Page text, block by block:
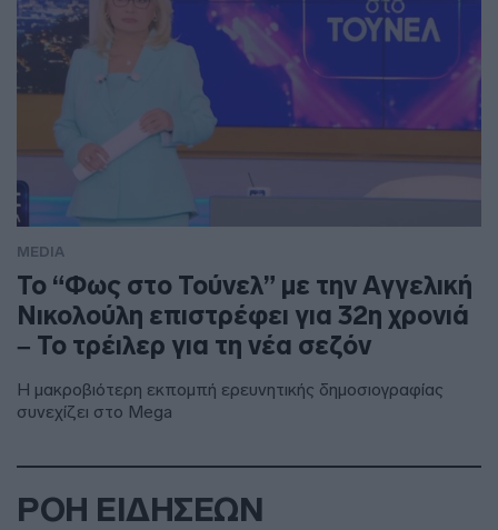
MEDIA
Το “Φως στο Τούνελ” με την Αγγελική
Νικολούλη επιστρέφει για 32η χρονιά
– Το τρέιλερ για τη νέα σεζόν
Η μακροβιότερη εκπομπή ερευνητικής δημοσιογραφίας
συνεχίζει στο Mega
ΡΟΗ ΕΙΔΗΣΕΩΝ